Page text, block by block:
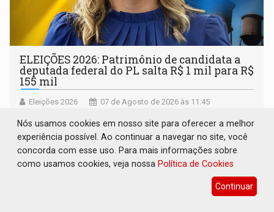
ELEIÇÕES 2026: Patrimônio de candidata a
deputada federal do PL salta R$ 1 mil para R$
155 mil
Eleições 2026 07 de Agosto de 2026 às 11:45
Vereadora Sofia Andrade declarou ocupação principal
como ‘dona de casa’ para o Tribunal Superior Eleitoral
Nós usamos cookies em nosso site para oferecer a melhor
experiência possível. Ao continuar a navegar no site, você
concorda com esse uso. Para mais informações sobre
como usamos cookies, veja nossa Política de Cookies
Continuar